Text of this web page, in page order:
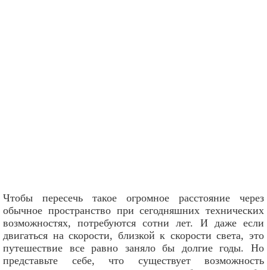
Чтобы пересечь такое огромное расстояние через
обычное пространство при сегодняшних технических
возможностях, потребуются сотни лет. И даже если
двигаться на скорости, близкой к скорости света, это
путешествие все равно заняло бы долгие годы. Но
представьте себе, что существует возможность